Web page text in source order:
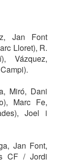
Jan Font
Lloret), R.
Vázquez,
Miró, Dani
Marc Fe,
Joel i
Jan Font,
CF / Jordi